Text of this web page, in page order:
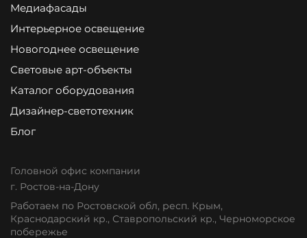
Медиафасады
Интерьерное освещение
Новогоднее освещение
Световые арт-объекты
Каталог оборудования
Дизайнер-светотехник
Блог
Головной офис компании
г. Ростов-на-Дону
Работаем по Ростовской обл, респ. Крым,
Краснодарский кр., Ставропольский кр., Черноморское
побережье